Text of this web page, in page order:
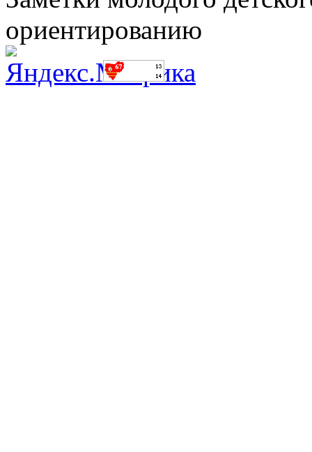
ориентированию